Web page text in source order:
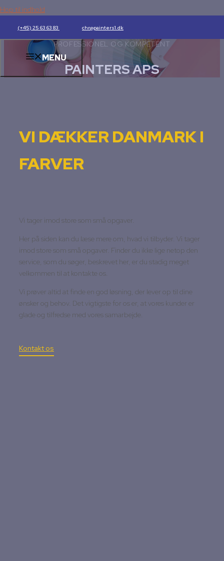
Hop til indhold
(+45) 25 63 63 83 chr@painters1.dk
MENU
PROFESSIONEL OG KOMPETENT
PAINTERS APS
VI DÆKKER DANMARK I
FARVER
Vi tager imod store som små opgaver.
Her på siden kan du læse mere om, hvad vi tilbyder. Vi tager
imod store som små opgaver. Finder du ikke lige netop den
service, som du søger, beskrevet her, er du stadig meget
velkommen til at kontakte os.
Vi prøver altid at finde en god løsning, der lever op til dine
ønsker og behov. Det vigtigste for os er, at vores kunder er
glade og tilfredse med vores samarbejde.
Kontakt os